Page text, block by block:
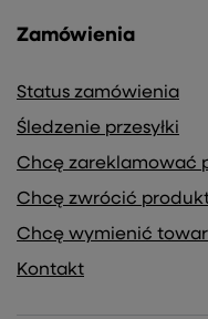
Zamówienia
Status zamówienia
Śledzenie przesyłki
Chcę zareklamować
Chcę zwrócić
Chcę wymienić towar
Kontakt